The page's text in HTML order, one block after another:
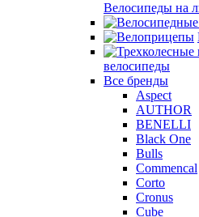
Велосипеды на
велосипеды
Все бренды
Aspect
AUTHOR
BENELLI
Black One
Bulls
Commencal
Corto
Cronus
Cube